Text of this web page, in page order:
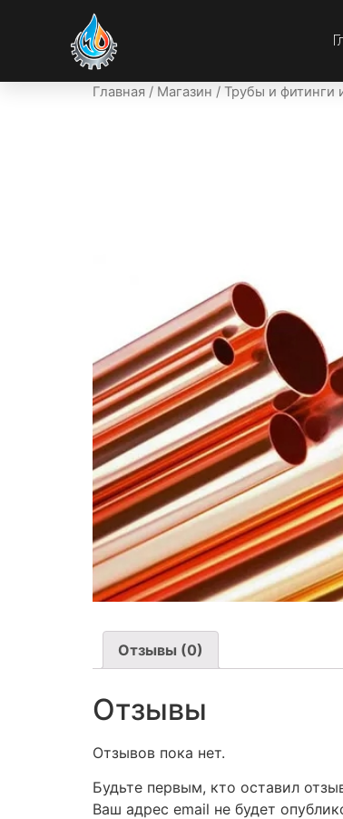
Главная / Магазин / Трубы и фитинги
Отзывы (0)
Отзывы
Отзывов пока нет.
Будьте первым, кто оставил
Ваш адрес email не будет